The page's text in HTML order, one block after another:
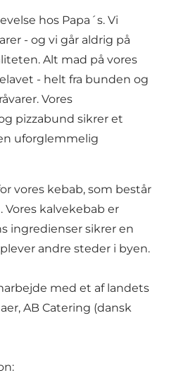
hos Papa´s. Vi
- og vi går aldrig på
Alt mad på vores
- helt fra bunden og
Vores
pizzabund sikrer et
uforglemmelig
vores kebab, som består
Vores kalvekebab er
ingredienser sikrer en
andre steder i byen.
med et af landets
AB Catering (dansk